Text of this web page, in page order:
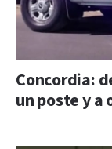
Concordia:
un poste y